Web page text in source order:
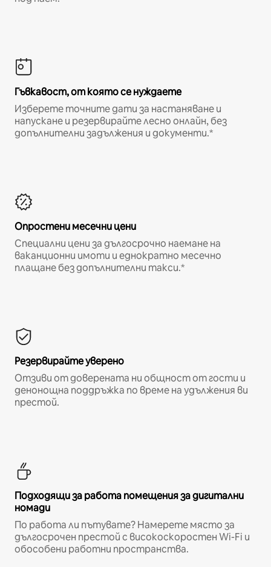
Гъвкавост, от която се нуждаете
Изберете точните дати за настаняване и
напускане и резервирайте лесно онлайн, без
допълнителни задължения и документи.*
Опростени месечни цени
Специални цени за дългосрочно наемане на
ваканционни имоти и еднократно месечно
плащане без допълнителни такси.*
Резервирайте уверено
Отзиви от доверената ни общност от гости и
денонощна поддръжка по време на удължения ви
престой.
Подходящи за работа помещения за дигитални
номади
По работа ли пътувате? Намерете място за
дългосрочен престой с високоскоростен Wi-Fi и
обособени работни пространства.